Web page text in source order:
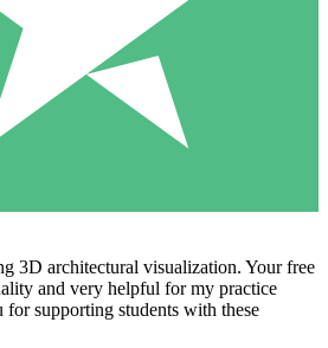
3D architectural visualization. Your free
and very helpful for my practice
supporting students with these